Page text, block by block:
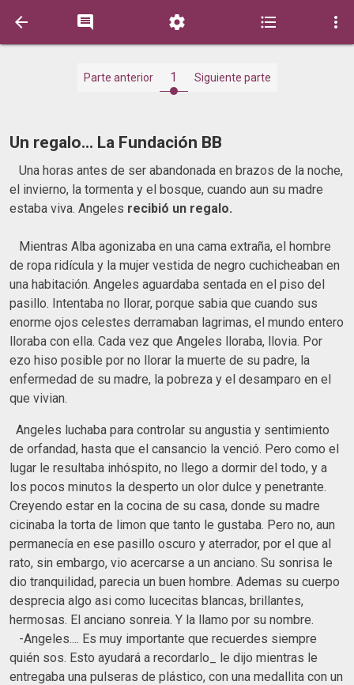
    
Parte anterior 1 Siguiente parte
Un regalo... La Fundación BB
Una horas antes de ser abandonada en brazos de la noche,
el invierno, la tormenta y el bosque, cuando aun su madre
estaba viva. Angeles recibió un regalo.
Mientras Alba agonizaba en una cama extraña, el hombre
de ropa ridícula y la mujer vestida de negro cuchicheaban en
una habitación. Angeles aguardaba sentada en el piso del
pasillo. Intentaba no llorar, porque sabia que cuando sus
enorme ojos celestes derramaban lagrimas, el mundo entero
lloraba con ella. Cada vez que Angeles lloraba, llovia. Por
ezo hiso posible por no llorar la muerte de su padre, la
enfermedad de su madre, la pobreza y el desamparo en el
que vivian.
Angeles luchaba para controlar su angustia y sentimiento
de orfandad, hasta que el cansancio la venció. Pero como el
lugar le resultaba inhóspito, no llego a dormir del todo, y a
los pocos minutos la desperto un olor dulce y penetrante.
Creyendo estar en la cocina de su casa, donde su madre
cicinaba la torta de limon que tanto le gustaba. Pero no, aun
permanecía en ese pasillo oscuro y aterrador, por el que al
rato, sin embargo, vio acercarse a un anciano. Su sonrisa le
dio tranquilidad, parecia un buen hombre. Ademas su cuerpo
desprecia algo asi como lucecitas blancas, brillantes,
hermosas. El anciano sonreia. Y la llamo por su nombre.
-Angeles.... Es muy importante que recuerdes siempre
quién sos. Esto ayudará a recordarlo_ le dijo mientras le
entregaba una pulseras de plástico, con una medallita con un